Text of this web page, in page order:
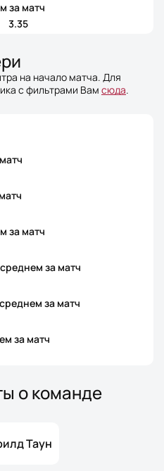
за матч
3.35
на начало матча. Для
с фильтрами Вам сюда.
за матч
за матч
за матч
за матч
о команде
Таун